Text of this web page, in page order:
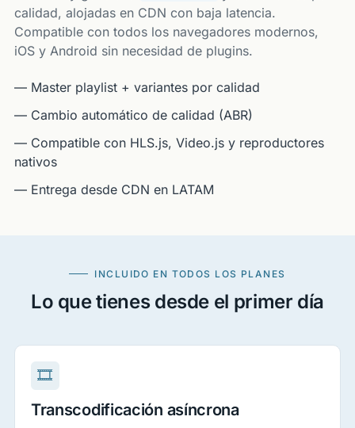
calidad, alojadas en CDN con baja latencia.
Compatible con todos los navegadores modernos,
iOS y Android sin necesidad de plugins.
— Master playlist + variantes por calidad
— Cambio automático de calidad (ABR)
— Compatible con HLS.js, Video.js y reproductores
nativos
— Entrega desde CDN en LATAM
INCLUIDO EN TODOS LOS PLANES
Lo que tienes desde el primer día
🎞
Transcodificación asíncrona